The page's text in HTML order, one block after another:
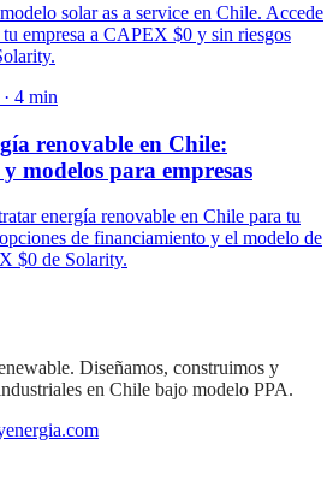
solar as a service en Chile. Accede
tu empresa a CAPEX $0 y sin riesgos
· 4 min
renovable en Chile:
modelos para empresas
energía renovable en Chile para tu
de financiamiento y el modelo de
$0 de Solarity.
Diseñamos, construimos y
en Chile bajo modelo PPA.